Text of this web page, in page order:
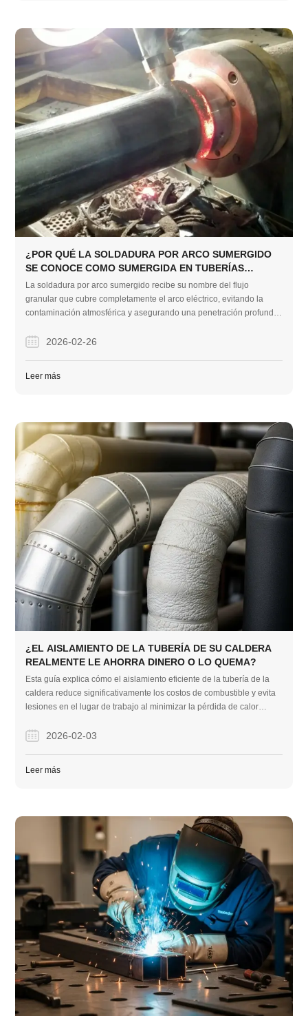
¿POR QUÉ LA SOLDADURA POR ARCO SUMERGIDO
SE CONOCE COMO SUMERGIDA EN TUBERÍAS
INDUSTRIALES?
La soldadura por arco sumergido recibe su nombre del flujo
granular que cubre completamente el arco eléctrico, evitando la
contaminación atmosférica y asegurando una penetración profunda.
utiliza la empresa para fabricar tuberías LSAW y SSAW superiores
2026-02-26
Leer más
¿EL AISLAMIENTO DE LA TUBERÍA DE SU CALDERA
REALMENTE LE AHORRA DINERO O LO QUEMA?
Esta guía explica cómo el aislamiento eficiente de la tubería de la
caldera reduce significativamente los costos de combustible y evita
lesiones en el lugar de trabajo al minimizar la pérdida de calor
destaca por qué las tuberías de acero de alta calidad de Acero de la
2026-02-03
Leer más